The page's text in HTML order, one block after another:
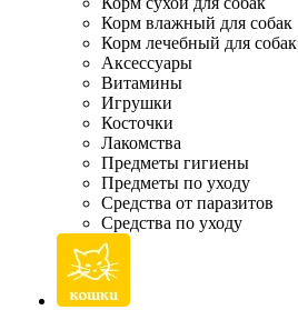
Корм влажный для собак
Корм лечебный для собак
Аксессуары
Витамины
Игрушки
Косточки
Лакомства
Предметы гигиены
Предметы по уходу
Средства от паразитов
Средства по уходу